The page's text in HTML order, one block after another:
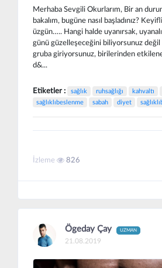
Merhaba Sevgili Okurlarım, Bir an
bakalım, bugüne nasıl başladınız?
üzgün….. Hangi halde uyanırsak,
günü güzelleşeceğini biliyorsunuz değil
gruba giriyorsunuz, birilerinden
d&...
Etiketler : sağlık ruhsağlığı kahvaltı
sağlıklıbeslenme
sabah diyet
İzleme 826
Ögeday Çay UZMAN
21.08.2019